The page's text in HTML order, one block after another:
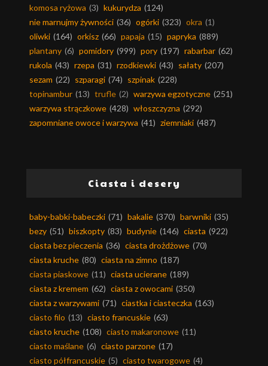
komosa ryżowa (3) kukurydza (124)
nie marnujmy żywności (36) ogórki (323) okra (1)
oliwki (164) orkisz (66) papaja (15) papryka (889)
plantany (6) pomidory (999) pory (197) rabarbar (62)
rukola (43) rzepa (31) rzodkiewki (43) sałaty (207)
sezam (22) szparagi (74) szpinak (228)
topinambur (13) trufle (2) warzywa egzotyczne (251)
warzywa strączkowe (428) włoszczyzna (292)
zapomniane owoce i warzywa (41) ziemniaki (487)
Ciasta i desery
baby-babki-babeczki (71) bakalie (370) barwniki (35)
bezy (51) biszkopty (83) budynie (146) ciasta (922)
ciasta bez pieczenia (36) ciasta drożdżowe (70)
ciasta kruche (80) ciasta na zimno (187)
ciasta piaskowe (11) ciasta ucierane (189)
ciasta z kremem (62) ciasta z owocami (350)
ciasta z warzywami (71) ciastka i ciasteczka (163)
ciasto filo (13) ciasto francuskie (63)
ciasto kruche (108) ciasto makaronowe (11)
ciasto maślane (6) ciasto parzone (17)
ciasto półfrancuskie (5) ciasto twarogowe (4)